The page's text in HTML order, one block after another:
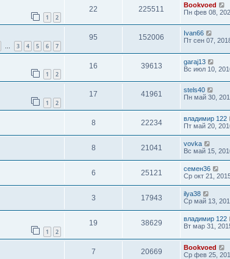
1 2
22 225511
Bookvoed
Пн фев 08,
… 3 4 5 6 7
95 152006
Ivan66
Пт сен 07,
1 2
16 39613
garaj13
Вс июл 10,
1 2
17 41961
stels40
Пн май 30,
8 22234
владимир 122
Пт май 20,
8 21041
vovka
Вс май 15,
6 25121
семен36
Ср окт 21,
3 17943
ilya38
Ср май 13,
1 2
19 38629
владимир 122
Вт мар 31,
7 20669
Bookvoed
Ср фев 25,